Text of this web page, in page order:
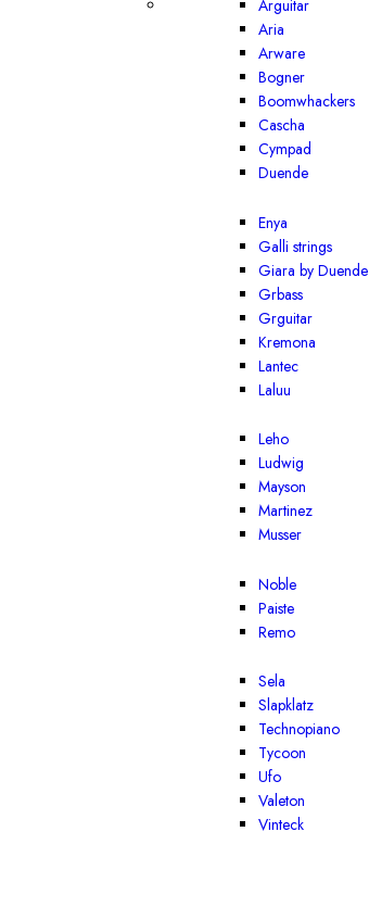
Arguitar
Aria
Arware
Bogner
Boomwhackers
Cascha
Cympad
Duende
Enya
Galli strings
Giara by Duende
Grbass
Grguitar
Kremona
Lantec
Laluu
Leho
Ludwig
Mayson
Martinez
Musser
Noble
Paiste
Remo
Sela
Slapklatz
Technopiano
Tycoon
Ufo
Valeton
Vinteck